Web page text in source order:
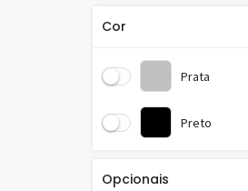
Cor
Prata
Preto
Opcionais